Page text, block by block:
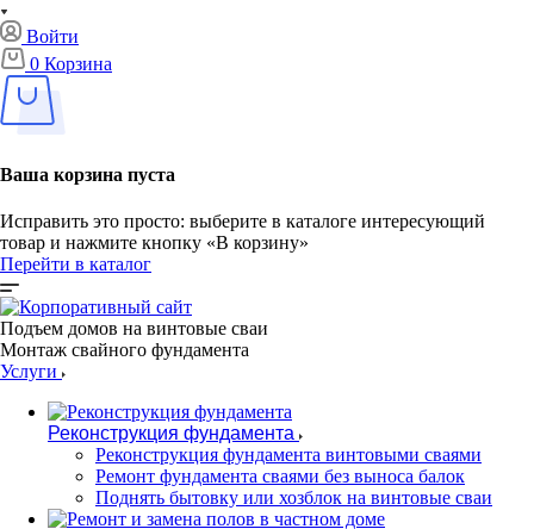
Войти
0 Корзина
Ваша корзина пуста
Исправить это просто: выберите в каталоге интересующий
товар и нажмите кнопку «В корзину»
Перейти в каталог
Подъем домов на винтовые сваи
Монтаж свайного фундамента
Услуги
Реконструкция фундамента
Реконструкция фундамента винтовыми сваями
Ремонт фундамента сваями без выноса балок
Поднять бытовку или хозблок на винтовые сваи